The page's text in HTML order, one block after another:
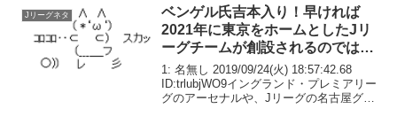
は、...
Jリーグネタ
ベンゲル氏吉本入り！早ければ
2021年に東京をホームとしたJリ
ーグチームが創設されるのでは？
とウワサ
1: 名無し 2019/09/24(火) 18:57:42.68
ID:trlubjWO9イングランド・プレミアリー
グのアーセナルや、Jリーグの名古屋グラ